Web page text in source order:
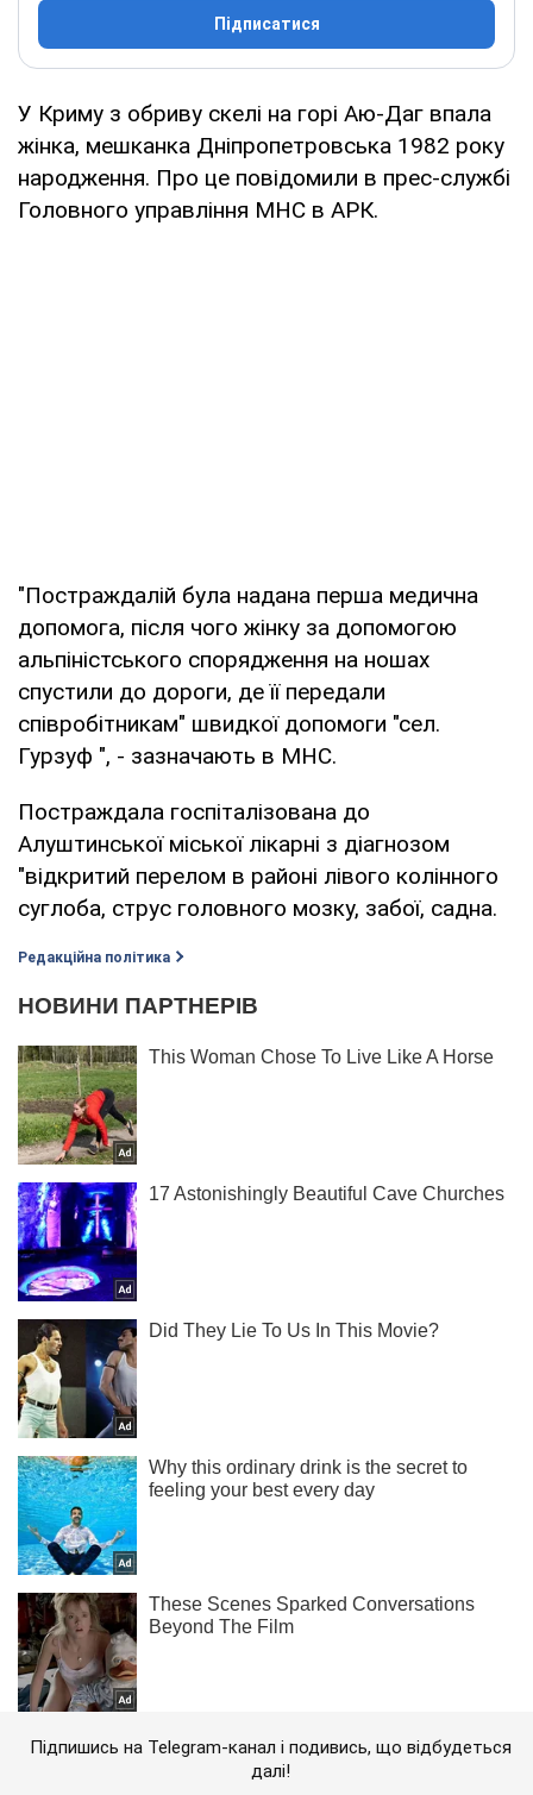
Підписатися
У Криму з обриву скелі на горі Аю-Даг впала
жінка, мешканка Дніпропетровська 1982 року
народження. Про це повідомили в прес-службі
Головного управління МНС в АРК.
"Постраждалій була надана перша медична
допомога, після чого жінку за допомогою
альпіністського спорядження на ношах
спустили до дороги, де її передали
співробітникам" швидкої допомоги "сел.
Гурзуф ", - зазначають в МНС.
Постраждала госпіталізована до
Алуштинської міської лікарні з діагнозом
"відкритий перелом в районі лівого колінного
суглоба, струс головного мозку, забої, садна.
Редакційна політика
Підпишись на Telegram-канал і подивись, що відбудеться
далі!